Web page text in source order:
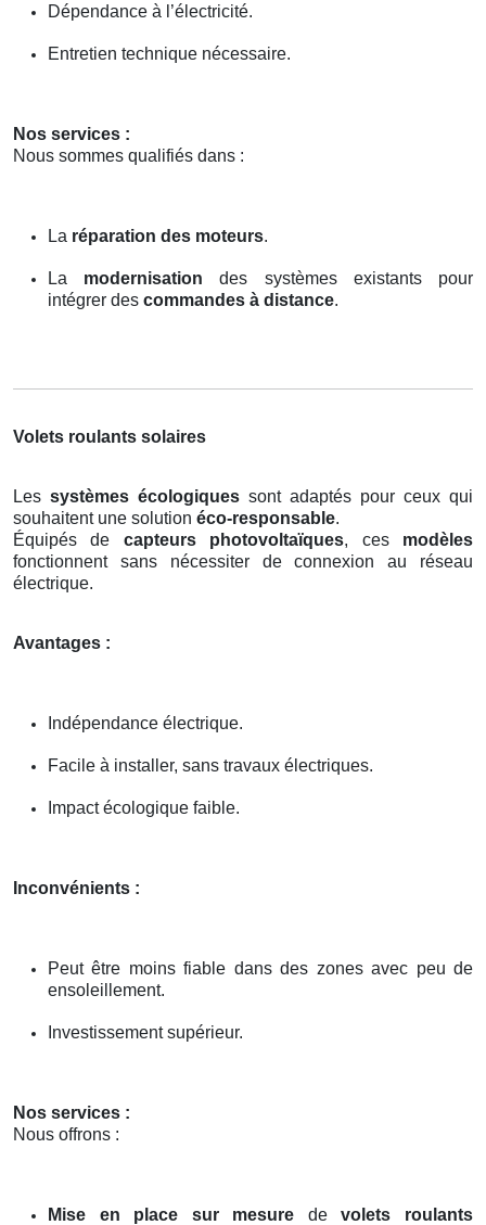
Dépendance à l’électricité.
Entretien technique nécessaire.
Nos services :
Nous sommes qualifiés dans :
La réparation des moteurs.
La modernisation des systèmes existants pour
intégrer des commandes à distance.
Volets roulants solaires
Les systèmes écologiques sont adaptés pour ceux qui
souhaitent une solution éco-responsable.
Équipés de capteurs photovoltaïques, ces modèles
fonctionnent sans nécessiter de connexion au réseau
électrique.
Avantages :
Indépendance électrique.
Facile à installer, sans travaux électriques.
Impact écologique faible.
Inconvénients :
Peut être moins fiable dans des zones avec peu de
ensoleillement.
Investissement supérieur.
Nos services :
Nous offrons :
Mise en place sur mesure devolets roulants